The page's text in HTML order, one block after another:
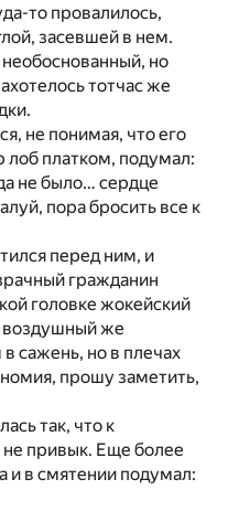
то провалилось,
засевшей в нем.
но
тотчас же
не понимая, что его
лоб платком, подумал:
не было… сердце
пора бросить все к
перед ним, и
гражданин
головке жокейский
воздушный же
сажень, но в плечах
прошу заметить,
так, что к
привык. Еще более
и в смятении подумал: